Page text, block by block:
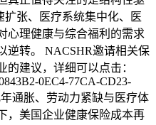
扩张、医疗系统集中化、医
心理健康与综合福利的需求
逆转。 NACSHR邀请相关保
的建议，详细可以点击：
0EC4-77CA-CD23-
通胀、劳动力紧缺与医疗体
，美国企业健康保险成本再